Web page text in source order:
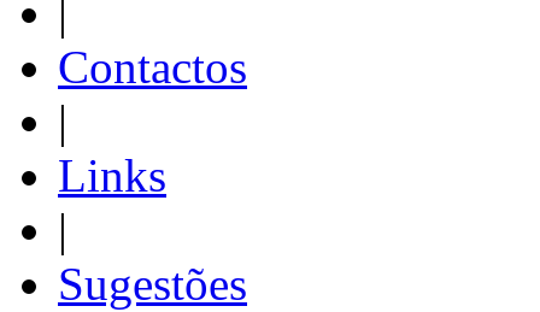
|
Contactos
|
Links
|
Sugestões